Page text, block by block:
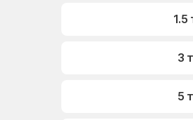
1.5
3
5